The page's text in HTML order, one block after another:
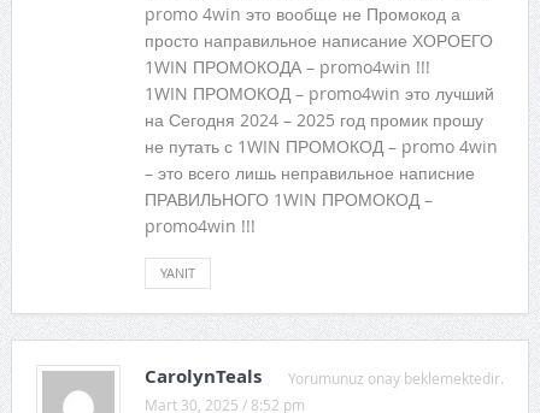
promo 4win это вообще не Промокод а
просто направильное написание ХОРОЕГО
1WIN ПРОМОКОДА – promo4win !!!
1WIN ПРОМОКОД – promo4win это лучший
на Сегодня 2024 – 2025 год промик прошу
не путать с 1WIN ПРОМОКОД – promo 4win
– это всего лишь неправильное написние
ПРАВИЛЬНОГО 1WIN ПРОМОКОД –
promo4win !!!
YANIT
Yorumunuz onay beklemektedir.
CarolynTeals
Mart 30, 2025 / 8:52 pm